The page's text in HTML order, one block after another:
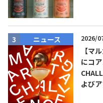
ニュース 2026/
【マ
にコ
よび